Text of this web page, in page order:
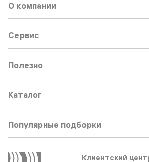
О компании
Сервис
Полезно
Каталог
Популярные подборки
Клиентский